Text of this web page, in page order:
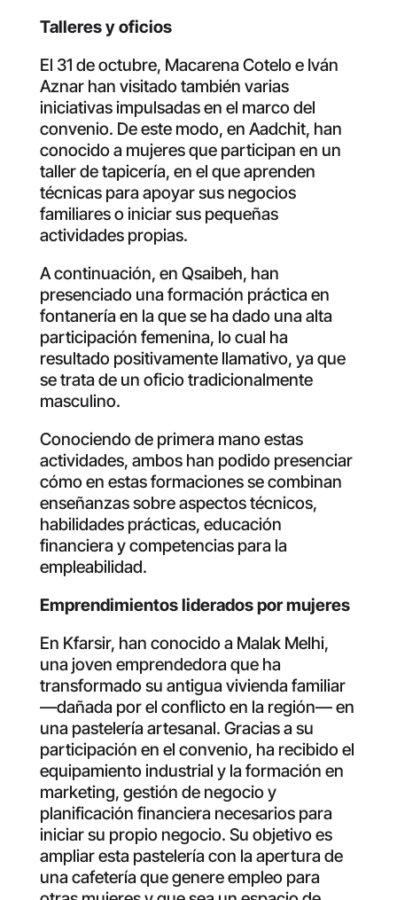
Talleres y oficios
El 31 de octubre, Macarena Cotelo e Iván
Aznar han visitado también varias
iniciativas impulsadas en el marco del
convenio. De este modo, en Aadchit, han
conocido a mujeres que participan en un
taller de tapicería, en el que aprenden
técnicas para apoyar sus negocios
familiares o iniciar sus pequeñas
actividades propias.
A continuación, en Qsaibeh, han
presenciado una formación práctica en
fontanería en la que se ha dado una alta
participación femenina, lo cual ha
resultado positivamente llamativo, ya que
se trata de un oficio tradicionalmente
masculino.
Conociendo de primera mano estas
actividades, ambos han podido presenciar
cómo en estas formaciones se combinan
enseñanzas sobre aspectos técnicos,
habilidades prácticas, educación
financiera y competencias para la
empleabilidad.
Emprendimientos liderados por mujeres
En Kfarsir, han conocido a Malak Melhi,
una joven emprendedora que ha
transformado su antigua vivienda familiar
—dañada por el conflicto en la región— en
una pastelería artesanal. Gracias a su
participación en el convenio, ha recibido el
equipamiento industrial y la formación en
marketing, gestión de negocio y
planificación financiera necesarios para
iniciar su propio negocio. Su objetivo es
ampliar esta pastelería con la apertura de
una cafetería que genere empleo para